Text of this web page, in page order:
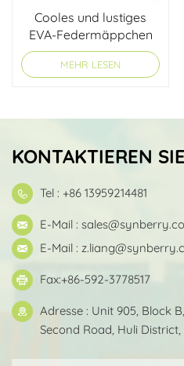
Cooles und lustiges
EVA-Federmäppchen
MEHR LESEN
KONTAKTIEREN
Tel : +86 13959214481
E-Mail :
E-Mail :
Fax:+86-592-3778517
Adresse : Unit 905, Block
Second Road, Huli